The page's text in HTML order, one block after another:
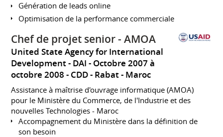
Génération de leads online
Optimisation de la performance commerciale
Chef de projet senior - AMOA
United State Agency for International
Development - DAI
Octobre 2007 à
octobre 2008 CDD Rabat Maroc
Assistance à maîtrise d'ouvrage informatique (AMOA)
pour le Ministère du Commerce, de l'Industrie et des
nouvelles Technologies - Maroc
Accompagnement du Ministère dans la définition de
son besoin